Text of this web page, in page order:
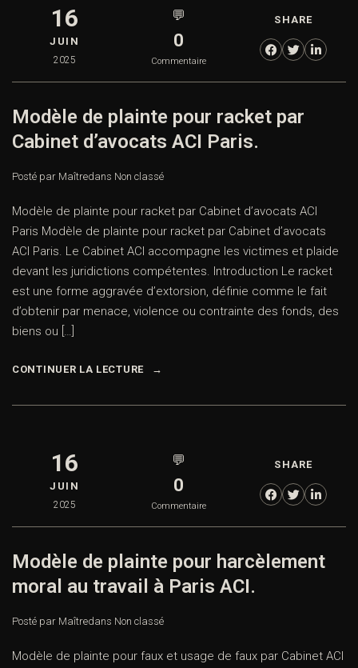
16
JUIN
2025
💬
0
Commentaire
SHARE
Modèle de plainte pour racket par
Cabinet d’avocats ACI Paris.
Posté par Maîtredans Non classé
Modèle de plainte pour racket par Cabinet d’avocats ACI
Paris Modèle de plainte pour racket par Cabinet d’avocats
ACI Paris. Le Cabinet ACI accompagne les victimes et plaide
devant les juridictions compétentes. Introduction Le racket
est une forme aggravée d’extorsion, définie comme le fait
d’obtenir par menace, violence ou contrainte des fonds, des
biens ou […]
CONTINUER LA LECTURE
16
JUIN
2025
💬
0
Commentaire
SHARE
Modèle de plainte pour harcèlement
moral au travail à Paris ACI.
Posté par Maîtredans Non classé
Modèle de plainte pour faux et usage de faux par Cabinet ACI